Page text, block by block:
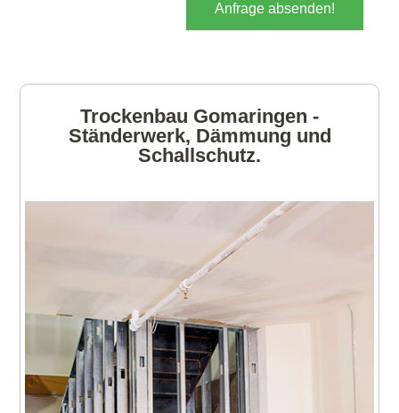
Anfrage absenden!
Trockenbau Gomaringen -
Ständerwerk, Dämmung und
Schallschutz.